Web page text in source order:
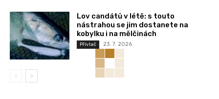
Lov candátů v létě: s touto
nástrahou se jim dostanete na
kobylku i na mělčinách
Přívlač 23. 7. 2026